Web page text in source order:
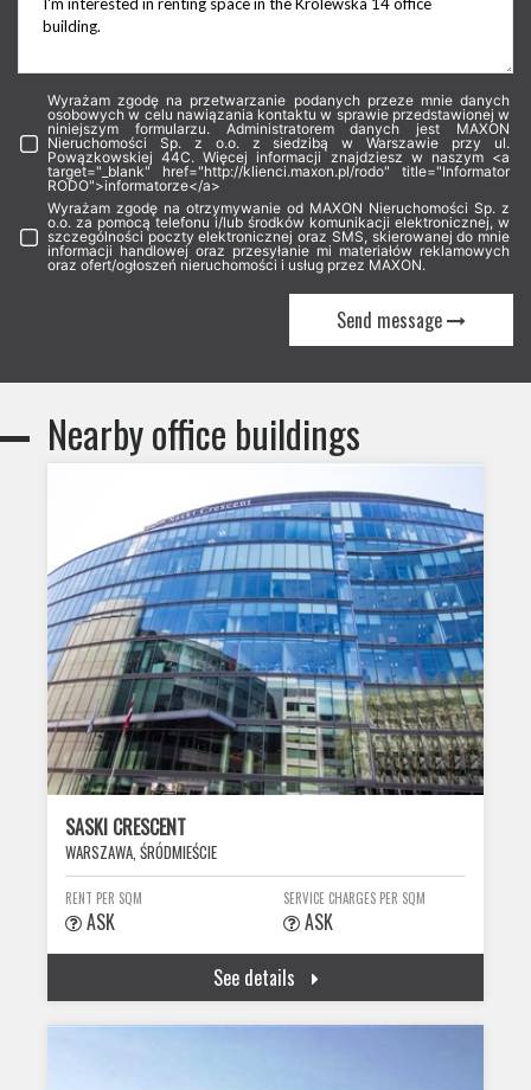
Wyrażam zgodę na przetwarzanie podanych przeze mnie danych
osobowych w celu nawiązania kontaktu w sprawie przedstawionej w
niniejszym formularzu. Administratorem danych jest MAXON
Nieruchomości Sp. z o.o. z siedzibą w Warszawie przy ul.
Powązkowskiej 44C. Więcej informacji znajdziesz w naszym <a
target="_blank" href="http://klienci.maxon.pl/rodo" title="Informator
RODO">informatorze</a>
Wyrażam zgodę na otrzymywanie od MAXON Nieruchomości Sp. z
o.o. za pomocą telefonu i/lub środków komunikacji elektronicznej, w
szczególności poczty elektronicznej oraz SMS, skierowanej do mnie
informacji handlowej oraz przesyłanie mi materiałów reklamowych
oraz ofert/ogłoszeń nieruchomości i usług przez MAXON.
Send message
Nearby office buildings
SASKI CRESCENT
WARSZAWA, ŚRÓDMIEŚCIE
RENT PER SQM
ASK
SERVICE CHARGES PER SQM
ASK
See details